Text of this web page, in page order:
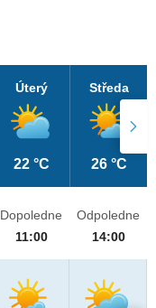
Úterý
22 °C
Středa
26 °C
Dopoledne
11:00
Odpoledne
14:00